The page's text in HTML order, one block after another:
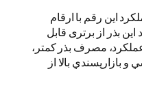
اين رقم با ارقام
بذر از برتری قابل
مصرف بذر كمتر،
بازارپسندي بالا از